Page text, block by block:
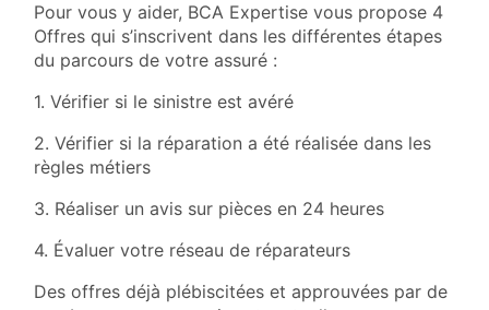
Pour vous y aider, BCA Expertise vous propose 4
Offres qui s’inscrivent dans les différentes étapes
du parcours de votre assuré :
1. Vérifier si le sinistre est avéré
2. Vérifier si la réparation a été réalisée dans les
règles métiers
3. Réaliser un avis sur pièces en 24 heures
4. Évaluer votre réseau de réparateurs
Des offres déjà plébiscitées et approuvées par de